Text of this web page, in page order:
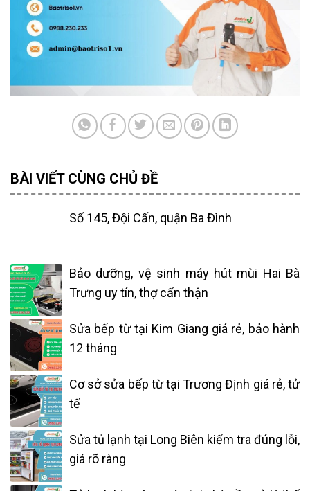
BÀI VIẾT CÙNG CHỦ ĐỀ
Số 145, Đội Cấn, quận Ba Đình
Bảo dưỡng, vệ sinh máy hút mùi Hai Bà
Trưng uy tín, thợ cẩn thận
Sửa bếp từ tại Kim Giang giá rẻ, bảo hành
12 tháng
Cơ sở sửa bếp từ tại Trương Định giá rẻ, tử
tế
Sửa tủ lạnh tại Long Biên kiểm tra đúng lỗi,
giá rõ ràng